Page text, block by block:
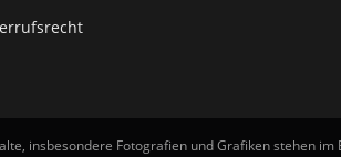
insbesondere Fotografien und Grafiken stehen